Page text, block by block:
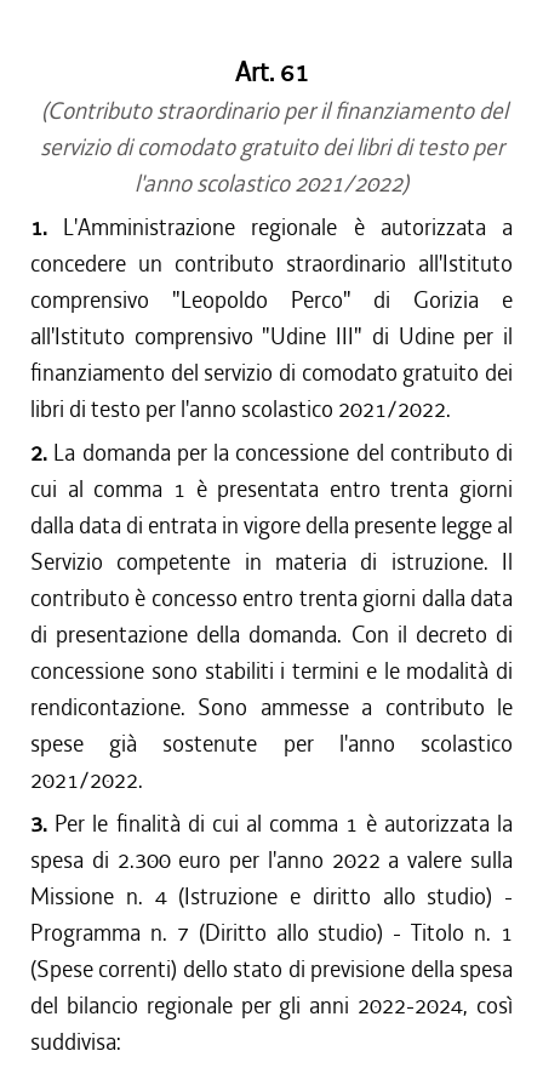
Art. 61
(Contributo straordinario per il finanziamento del
servizio di comodato gratuito dei libri di testo per
l'anno scolastico 2021/2022)
1. L'Amministrazione regionale è autorizzata a
concedere un contributo straordinario all'Istituto
comprensivo "Leopoldo Perco" di Gorizia e
all'Istituto comprensivo "Udine III" di Udine per il
finanziamento del servizio di comodato gratuito dei
libri di testo per l'anno scolastico 2021/2022.
2. La domanda per la concessione del contributo di
cui al comma 1 è presentata entro trenta giorni
dalla data di entrata in vigore della presente legge al
Servizio competente in materia di istruzione. Il
contributo è concesso entro trenta giorni dalla data
di presentazione della domanda. Con il decreto di
concessione sono stabiliti i termini e le modalità di
rendicontazione. Sono ammesse a contributo le
spese già sostenute per l'anno scolastico
2021/2022.
3. Per le finalità di cui al comma 1 è autorizzata la
spesa di 2.300 euro per l'anno 2022 a valere sulla
Missione n. 4 (Istruzione e diritto allo studio) -
Programma n. 7 (Diritto allo studio) - Titolo n. 1
(Spese correnti) dello stato di previsione della spesa
del bilancio regionale per gli anni 2022-2024, così
suddivisa: